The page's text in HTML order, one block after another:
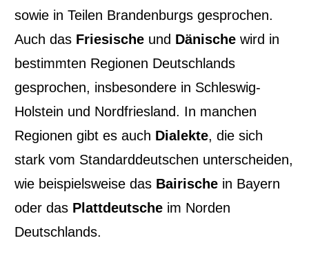
sowie in Teilen Brandenburgs gesprochen.
Auch das Friesische und Dänische wird in
bestimmten Regionen Deutschlands
gesprochen, insbesondere in Schleswig-
Holstein und Nordfriesland. In manchen
Regionen gibt es auch Dialekte, die sich
stark vom Standarddeutschen unterscheiden,
wie beispielsweise das Bairische in Bayern
oder das Plattdeutsche im Norden
Deutschlands.